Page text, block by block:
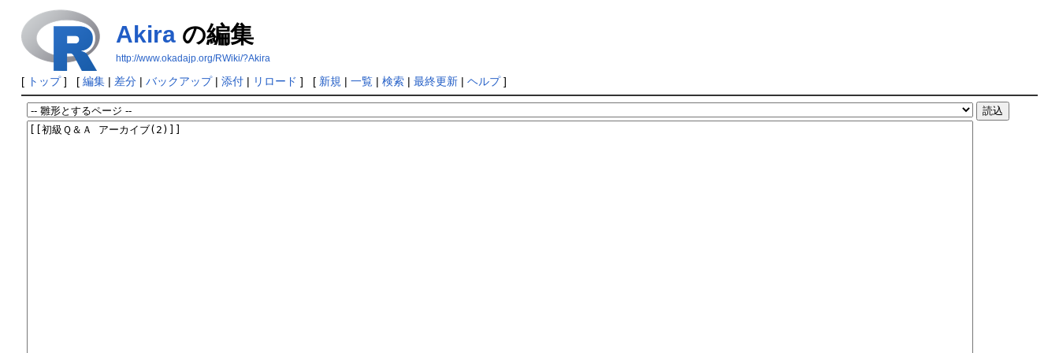
Akiraの編集
http://www.okadajp.org/RWiki/?Akira
[ トップ] [ 編集| 差分| バックアップ| 添付| リロード ] [ 新規 | 一覧| 検索| 最終更新| ヘルプ]